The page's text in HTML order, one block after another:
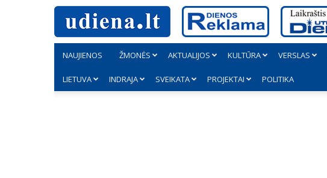
NAUJIENOS ŽMONĖS AKTUALIJOS KULTŪRA VERSLAS
LIETUVA INDRAJA SVEIKATA PROJEKTAI POLITIKA